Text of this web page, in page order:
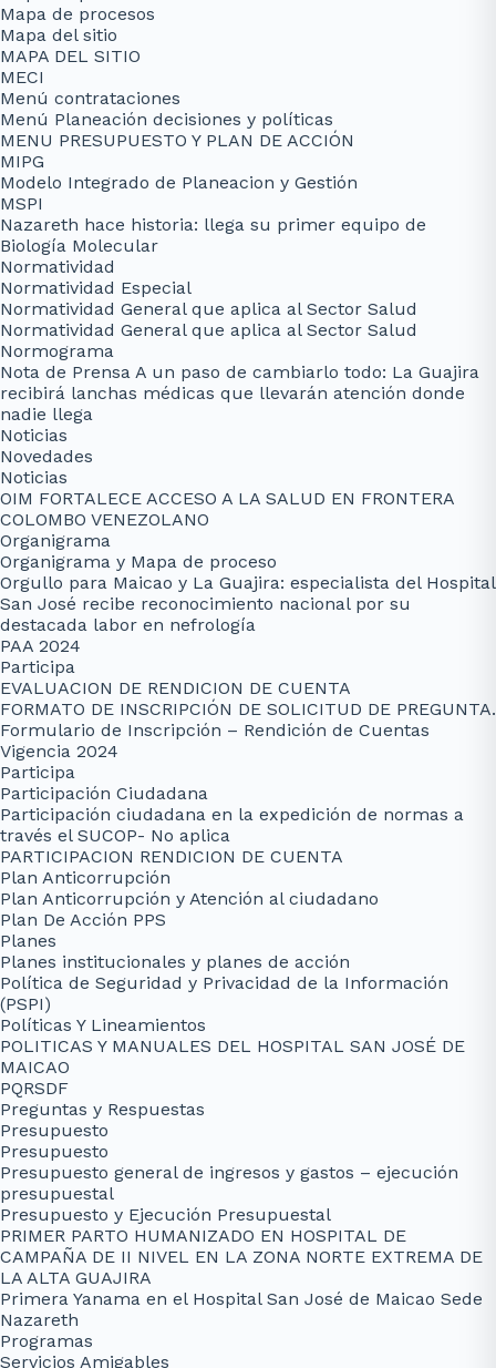
Mapa de procesos
Mapa del sitio
MAPA DEL SITIO
MECI
Menú contrataciones
Menú Planeación decisiones y políticas
MENU PRESUPUESTO Y PLAN DE ACCIÓN
MIPG
Modelo Integrado de Planeacion y Gestión
MSPI
Nazareth hace historia: llega su primer equipo de
Biología Molecular
Normatividad
Normatividad Especial
Normatividad General que aplica al Sector Salud
Normatividad General que aplica al Sector Salud
Normograma
Nota de Prensa A un paso de cambiarlo todo: La Guajira
recibirá lanchas médicas que llevarán atención donde
nadie llega
Noticias
Novedades
Noticias
OIM FORTALECE ACCESO A LA SALUD EN FRONTERA
COLOMBO VENEZOLANO
Organigrama
Organigrama y Mapa de proceso
Orgullo para Maicao y La Guajira: especialista del Hospital
San José recibe reconocimiento nacional por su
destacada labor en nefrología
PAA 2024
Participa
EVALUACION DE RENDICION DE CUENTA
FORMATO DE INSCRIPCIÓN DE SOLICITUD DE PREGUNTA.
Formulario de Inscripción – Rendición de Cuentas
Vigencia 2024
Participa
Participación Ciudadana
Participación ciudadana en la expedición de normas a
través el SUCOP- No aplica
PARTICIPACION RENDICION DE CUENTA
Plan Anticorrupción
Plan Anticorrupción y Atención al ciudadano
Plan De Acción PPS
Planes
Planes institucionales y planes de acción
Política de Seguridad y Privacidad de la Información
(PSPI)
Políticas Y Lineamientos
POLITICAS Y MANUALES DEL HOSPITAL SAN JOSÉ DE
MAICAO
PQRSDF
Preguntas y Respuestas
Presupuesto
Presupuesto
Presupuesto general de ingresos y gastos – ejecución
presupuestal
Presupuesto y Ejecución Presupuestal
PRIMER PARTO HUMANIZADO EN HOSPITAL DE
CAMPAÑA DE II NIVEL EN LA ZONA NORTE EXTREMA DE
LA ALTA GUAJIRA
Primera Yanama en el Hospital San José de Maicao Sede
Nazareth
Programas
Servicios Amigables